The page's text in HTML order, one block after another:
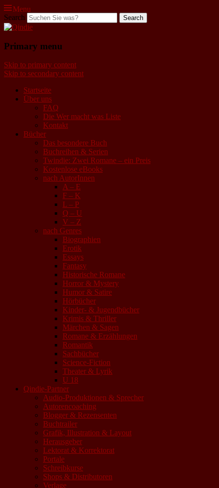
Menu
Qindie
Search
Primary menu
Skip to primary content
Skip to secondary content
Startseite
Über uns
FAQ
Die Wer macht was Liste
Kontakt
Bücher
Das besondere Buch
Buchreihen & Serien
Twindie: Zwei Romane – ein Preis
Kostenlose eBooks
nach AutorInnen
A – E
F – K
L – P
Q – U
V – Z
nach Genres
Biographien
Erotik
Essays
Fantasy
Historische Romane
Horror & Mystery
Humor & Satire
Hörbücher
Kinder- & Jugendbücher
Krimis & Thriller
Märchen & Sagen
Romane & Erzählungen
Romantik
Sachbücher
Science-Fiction
Theater & Lyrik
U 18
Qindie-Partner
Audio-Produktionen & Sprecher
Autorencoaching
Blogger & Rezensenten
Buchtrailer
Grafik, Illustration & Layout
Herausgeber
Lektorat & Korrektorat
Portale
Schreibkurse
Shops & Distributoren
Verlage